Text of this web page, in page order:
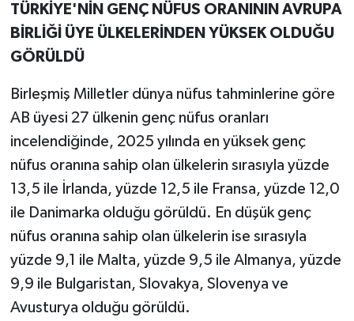
TÜRKİYE'NİN GENÇ NÜFUS ORANININ AVRUPA
BİRLİĞİ ÜYE ÜLKELERİNDEN YÜKSEK OLDUĞU
GÖRÜLDÜ
Birleşmiş Milletler dünya nüfus tahminlerine göre
AB üyesi 27 ülkenin genç nüfus oranları
incelendiğinde, 2025 yılında en yüksek genç
nüfus oranına sahip olan ülkelerin sırasıyla yüzde
13,5 ile İrlanda, yüzde 12,5 ile Fransa, yüzde 12,0
ile Danimarka olduğu görüldü. En düşük genç
nüfus oranına sahip olan ülkelerin ise sırasıyla
yüzde 9,1 ile Malta, yüzde 9,5 ile Almanya, yüzde
9,9 ile Bulgaristan, Slovakya, Slovenya ve
Avusturya olduğu görüldü.